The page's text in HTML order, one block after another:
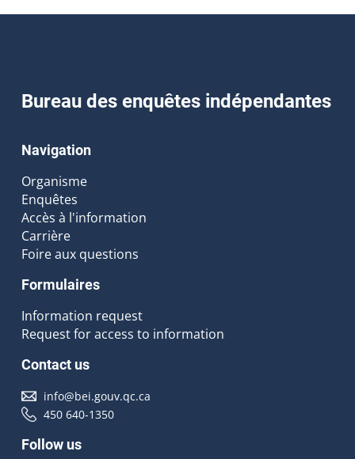
Bureau des enquêtes indépendantes
Navigation
Organisme
Enquêtes
Accès à l'information
Carrière
Foire aux questions
Formulaires
Information request
Request for access to information
Contact us
info@bei.gouv.qc.ca
450 640-1350
Follow us